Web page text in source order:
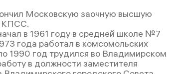
Московскую заочную высшую
КПСС.
в 1961 году в средней школе №7
года работал в комсомольских
1990 год трудился во Владимирском
в должности заместителя